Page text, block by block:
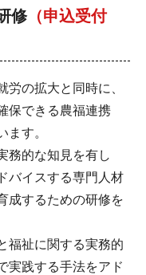
修（申込受付
の拡大と同時に、
保できる農福連携
ます。
務的な知見を有し
バイスする専門人材
成するための研修を
福祉に関する実務的
実践する手法をアド